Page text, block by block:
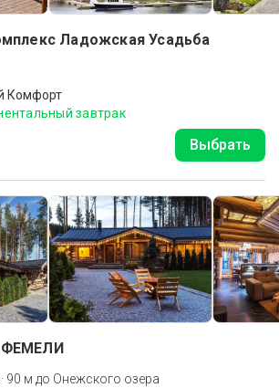
Ладожская Усадьба
Комфорт
завтрак
Выбрать
ФЕМЕЛИ
· 90 м до Онежского озера